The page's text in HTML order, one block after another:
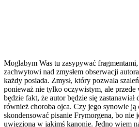
Mogłabym Was tu zasypywać
zachwytowi nad zmysłem obserwacji
każdy posiada. Zmysł, który pozwala
ponieważ nie tylko oczywistym, ale przede
będzie fakt, że autor będzie się zastanawiał
również choroba ojca. Czy jego synowie ją
skondensować pisanie Frymorgena, bo nie
uwięziona w jakimś kanonie. Jedno wiem